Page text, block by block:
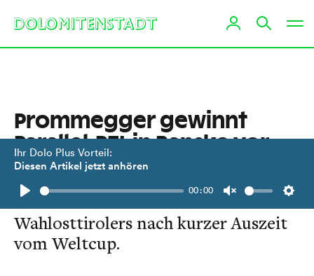
Ihr Dolo Plus Vorteil:
Diesen Artikel jetzt anhören
Play
00:00
Unmute
Prommegger gewinnt
Parallel-RTL in Bansko vor
Karl
Eindrucksvolle Rückkehr des
Wahlosttirolers nach kurzer Auszeit
vom Weltcup.